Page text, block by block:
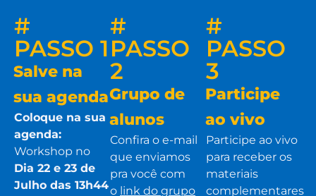
#
PASSO 1
Salve na
sua agenda
Coloque na sua
agenda:
Workshop no
Dia 22 e 23 de
Julho das 13h44
#
PASSO
2
Grupo de
alunos
Confira o e-mail
que enviamos
pra você com
o link do grupo
#
PASSO
3
Participe
ao vivo
Participe ao vivo
para receber os
materiais
complementares